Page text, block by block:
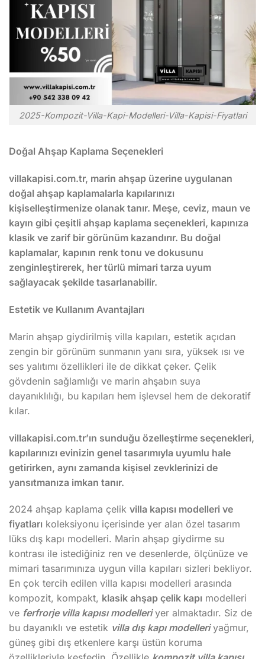
2025-Kompozit-Villa-Kapi-Modelleri-Villa-Kapisi-Fiyatlari
Doğal Ahşap Kaplama Seçenekleri
villakapisi.com.tr, marin ahşap üzerine uygulanan
doğal ahşap kaplamalarla kapılarınızı
kişiselleştirmenize olanak tanır. Meşe, ceviz, maun ve
kayın gibi çeşitli ahşap kaplama seçenekleri, kapınıza
klasik ve zarif bir görünüm kazandırır. Bu doğal
kaplamalar, kapının renk tonu ve dokusunu
zenginleştirerek, her türlü mimari tarza uyum
sağlayacak şekilde tasarlanabilir.
Estetik ve Kullanım Avantajları
Marin ahşap giydirilmiş villa kapıları, estetik açıdan
zengin bir görünüm sunmanın yanı sıra, yüksek ısı ve
ses yalıtımı özellikleri ile de dikkat çeker. Çelik
gövdenin sağlamlığı ve marin ahşabın suya
dayanıklılığı, bu kapıları hem işlevsel hem de dekoratif
kılar.
villakapisi.com.tr’ın sunduğu özelleştirme seçenekleri,
kapılarınızı evinizin genel tasarımıyla uyumlu hale
getirirken, aynı zamanda kişisel zevklerinizi de
yansıtmanıza imkan tanır.
2024 ahşap kaplama çelik villa kapısı modelleri ve
fiyatları koleksiyonu içerisinde yer alan özel tasarım
lüks dış kapı modelleri. Marin ahşap giydirme su
kontrası ile istediğiniz ren ve desenlerde, ölçünüze ve
mimari tasarımınıza uygun villa kapıları sizleri bekliyor.
En çok tercih edilen villa kapısı modelleri arasında
kompozit, kompakt, klasik ahşap çelik kapı modelleri
ve ferfrorje villa kapısı modelleriyer almaktadır. Siz de
bu dayanıklı ve estetik villa dış kapı modelleriyağmur,
güneş gibi dış etkenlere karşı üstün koruma